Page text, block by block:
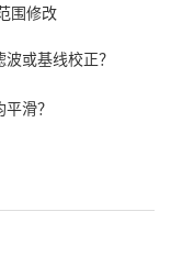
围修改
或基线校正？
滑？